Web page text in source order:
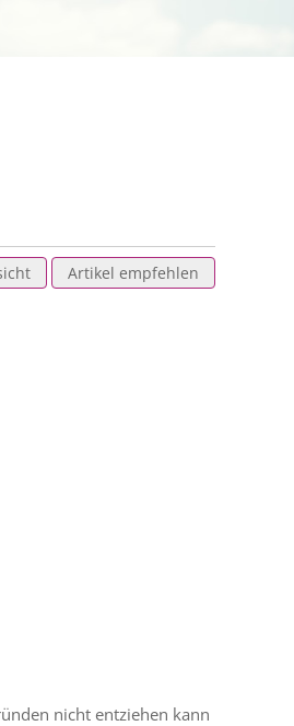
Artikel empfehlen
nicht entziehen kann